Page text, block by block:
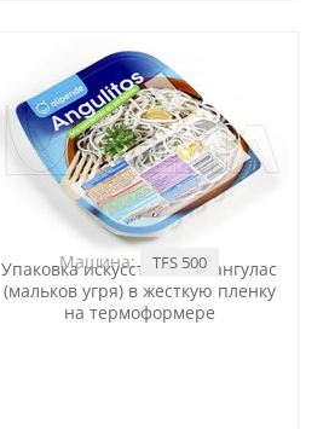
Упаковка искусственных ангулас
(мальков угря) в жесткую пленку
на термоформере
Машина: TFS 500